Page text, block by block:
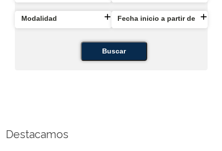
Modalidad Fecha inicio a partir de
Buscar
Destacamos